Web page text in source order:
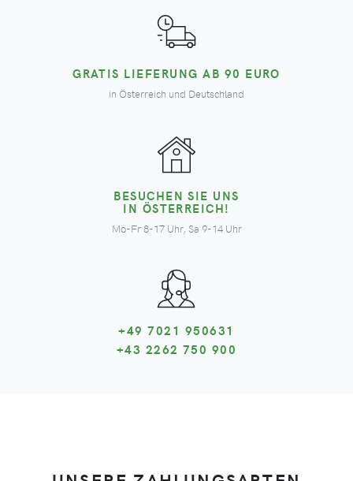
GRATIS LIEFERUNG AB 90 EURO
in Österreich und Deutschland
BESUCHEN SIE UNS
IN ÖSTERREICH!
Mo-Fr 8-17 Uhr, Sa 9-14 Uhr
+49 7021 950631
+43 2262 750 900